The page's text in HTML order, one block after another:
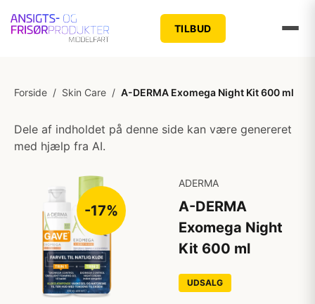
TILBUD
Forside / Skin Care / A-DERMA Exomega Night Kit 600 ml
Dele af indholdet på denne side kan være genereret
med hjælp fra AI.
-17%
ADERMA
A-DERMA
Exomega Night
Kit 600 ml
UDSALG